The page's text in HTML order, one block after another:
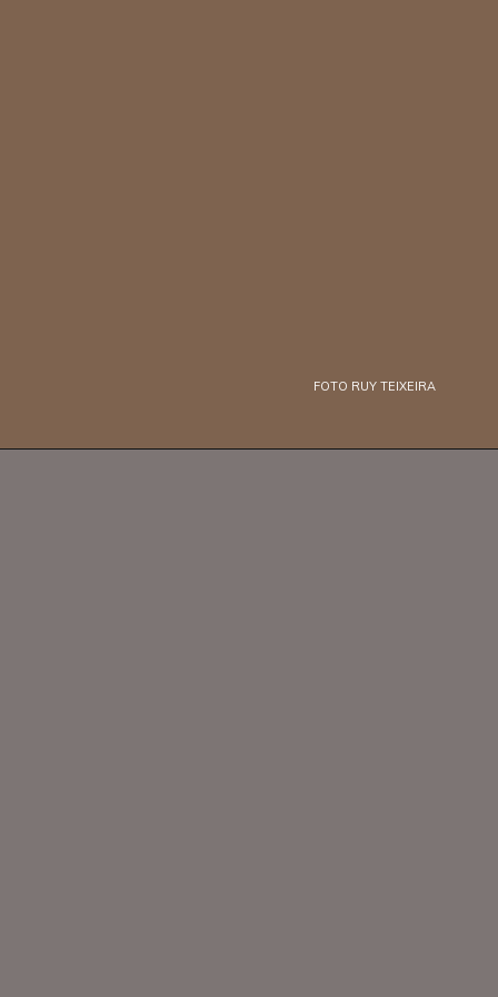
FOTO RUY TEIXEIRA